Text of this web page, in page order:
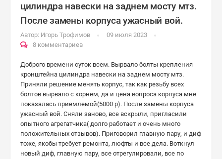
цилиндра навески на заднем мосту мтз.
После замены корпуса ужасный вой.
Автор: Игорь Трофимов
09 июля 2023
8 комментариев
Доброго времени суток всем. Вырвало болты крепления
кронштейна цилиндра навески на заднем мосту мтз.
Приняли решение менять корпус, так как резьбу всех
болтов вырвало с корнем, да и цена вопроса корпуса мне
показалась приемлемой(5000 р). После замены корпуса
ужасный вой. Сняли заново, все вскрыли, пригласили
опытного агрегатчика( долго работает и очень много
положительных отзывов). Приговорил главную пару, и диф
тоже, якобы требует ремонта, люфты и все дела. Воткнул
новый диф, главную пару, все отрегулировали, все по